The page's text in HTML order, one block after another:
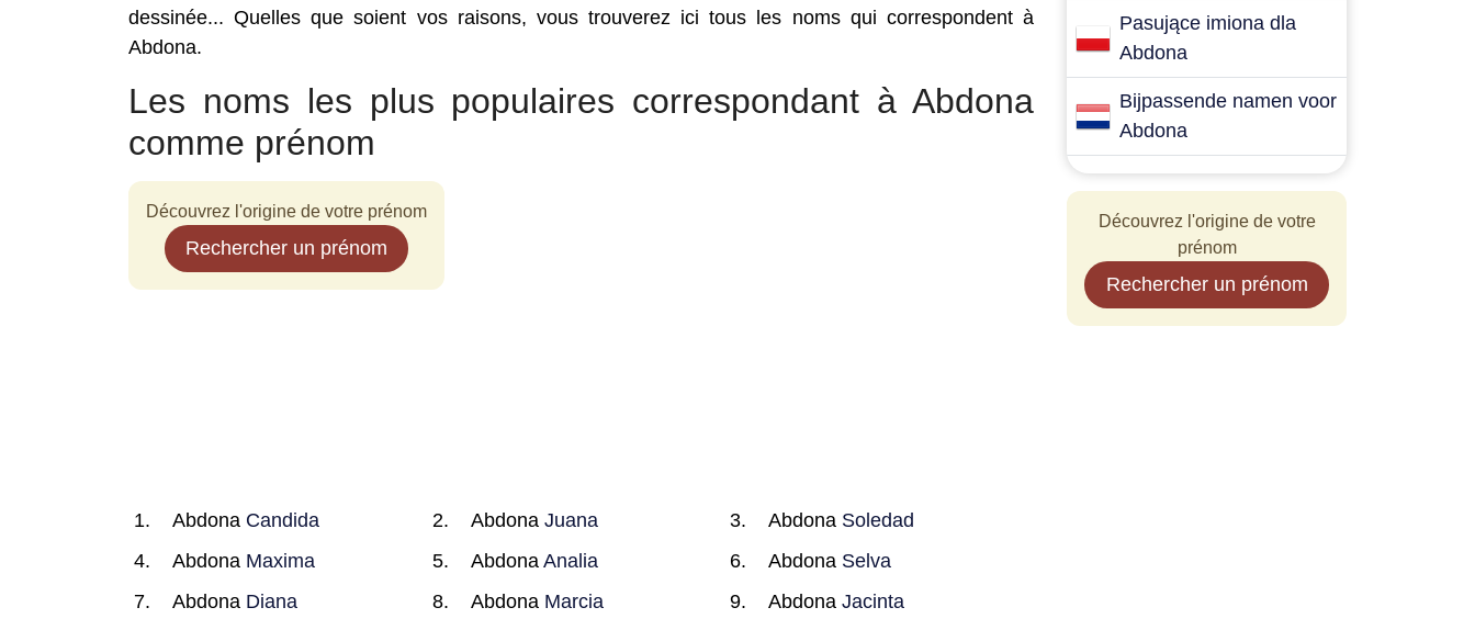
dessinée... Quelles que soient vos raisons, vous trouverez ici tous les noms qui correspondent à
Abdona.
Les noms les plus populaires correspondant à Abdona
comme prénom
Découvrez l'origine de votre prénom
Rechercher un prénom
Abdona Candida Abdona Juana Abdona Soledad
Abdona Maxima Abdona Analia Abdona Selva
Abdona Diana Abdona Marcia AbdonaJacinta
Pasujące imiona dla
Abdona
Bijpassende namen voor
Abdona
Découvrez l'origine de votre
prénom
Rechercher un prénom